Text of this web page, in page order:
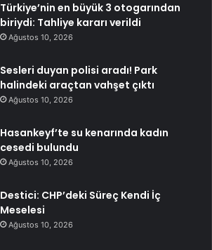
Türkiye’nin en büyük 3 otogarından
biriydi: Tahliye kararı verildi
Ağustos 10, 2026
Sesleri duyan polisi aradı! Park
halindeki araçtan vahşet çıktı
Ağustos 10, 2026
Hasankeyf’te su kenarında kadın
cesedi bulundu
Ağustos 10, 2026
Destici: CHP’deki Süreç Kendi İç
Meselesi
Ağustos 10, 2026